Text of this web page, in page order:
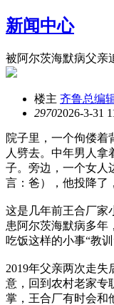
新闻中心
被阿尔茨海默病父亲
楼主 齐鲁总编
29702026-3-31
院子里，一个佝偻着
人劈去。中年男人拿
子。旁边，一个女人
言：爸），他投降了
这是几年前王合厂家
患阿尔茨海默病多年
吃饭这样的小事“教训
2019年父亲两次走
意，回到农村老家专
掌，王合厂有时会和